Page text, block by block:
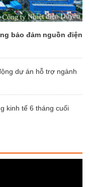
bảo đảm nguồn điện
dự án hỗ trợ ngành
kinh tế 6 tháng cuối